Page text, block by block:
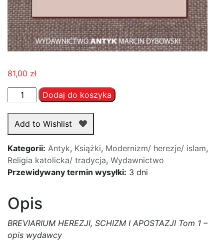
81,00 zł
ilość
BREVIARIUM
HEREZJI,
SCHIZM
APOSTAZJI
Tom
1
Dodaj do koszyka
Add to Wishlist
Kategorii: Antyk, Książki, Modernizm/ herezje/ islam,
Religia katolicka/ tradycja, Wydawnictwo
Przewidywany termin wysyłki: 3 dni
Opis
BREVIARIUM HEREZJI, SCHIZM I APOSTAZJI Tom 1 –
opis wydawcy